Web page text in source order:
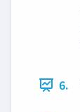
6.